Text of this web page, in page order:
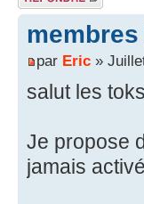
par Eric »
salut les
Je propose
jamais